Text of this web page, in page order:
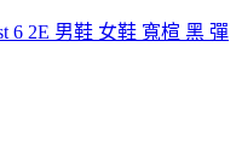
6 2E 男鞋 女鞋 寬楦 黑 彈